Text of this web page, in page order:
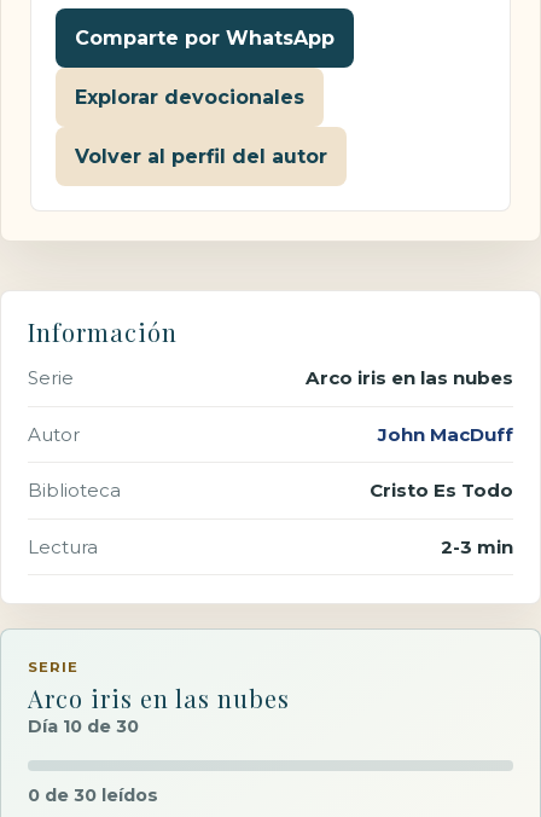
Comparte por WhatsApp
Explorar devocionales
Volver al perfil del autor
Información
Serie Arco iris en las nubes
Autor John MacDuff
Biblioteca Cristo Es Todo
Lectura 2-3 min
SERIE
Arco iris en las nubes
Día 10 de 30
0 de 30 leídos